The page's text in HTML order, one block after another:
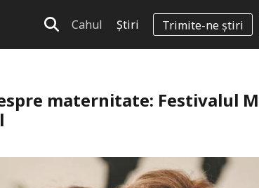
Cahul Știri Trimite-ne știri
maternitate: Festivalul